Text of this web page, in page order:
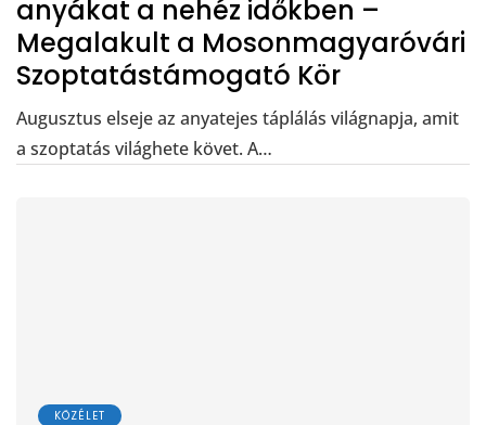
anyákat a nehéz időkben –
Megalakult a Mosonmagyaróvári
Szoptatástámogató Kör
Augusztus elseje az anyatejes táplálás világnapja, amit
a szoptatás világhete követ. A…
KÖZÉLET